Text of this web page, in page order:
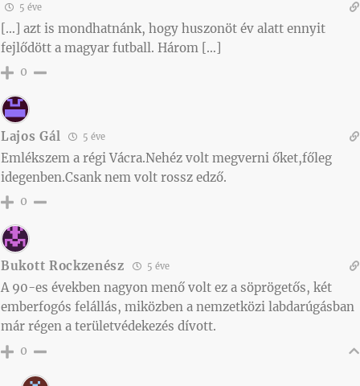
5 éve
[…] azt is mondhatnánk, hogy huszonöt év alatt ennyit
fejlődött a magyar futball. Három […]
0
Lajos Gál 5 éve
Emlékszem a régi Vácra.Nehéz volt megverni őket,főleg
idegenben.Csank nem volt rossz edző.
0
Bukott Rockzenész 5 éve
A 90-es években nagyon menő volt ez a söprögetős, két
emberfogós felállás, miközben a nemzetközi labdarúgásban
már régen a területvédekezés dívott.
0